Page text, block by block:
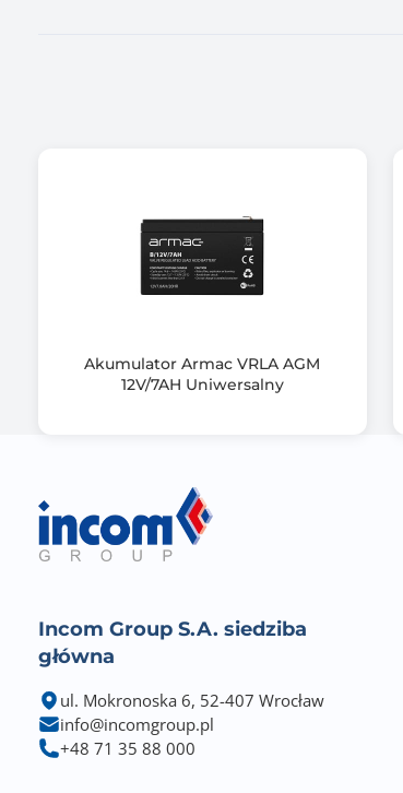
Akumulator Armac VRLA AGM
12V/7AH Uniwersalny
Incom Group S.A. siedziba
główna
ul. Mokronoska 6, 52-407 Wrocław
info@incomgroup.pl
+48 71 35 88 000